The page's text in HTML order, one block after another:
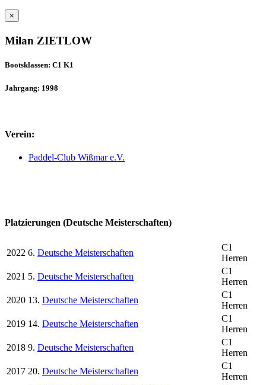
×
Milan ZIETLOW
Bootsklassen: C1 K1
Jahrgang: 1998
Verein:
Paddel-Club Wißmar e.V.
Platzierungen (Deutsche Meisterschaften)
2022 6. Deutsche Meisterschaften
C1
Herren
2021 5. Deutsche Meisterschaften
C1
Herren
2020 13. Deutsche Meisterschaften
C1
Herren
2019 14. Deutsche Meisterschaften
C1
Herren
2018 9. Deutsche Meisterschaften
C1
Herren
2017 20. Deutsche Meisterschaften
C1
Herren